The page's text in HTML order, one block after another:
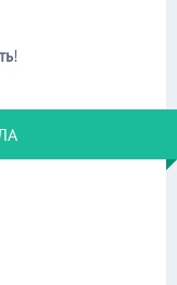
!